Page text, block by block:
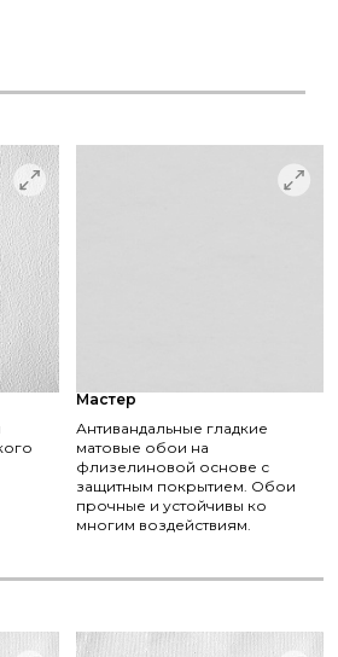
Мастер
Антивандальные гладкие
матовые обои на
флизелиновой основе с
защитным покрытием. Обои
прочные и устойчивы ко
многим воздействиям.